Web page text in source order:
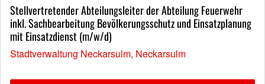
Stellvertretender Abteilungsleiter der Abteilung Feuerwehr
inkl. Sachbearbeitung Bevölkerungsschutz und Einsatzplanung
mit Einsatzdienst (m/w/d)
Stadtverwaltung Neckarsulm, Neckarsulm